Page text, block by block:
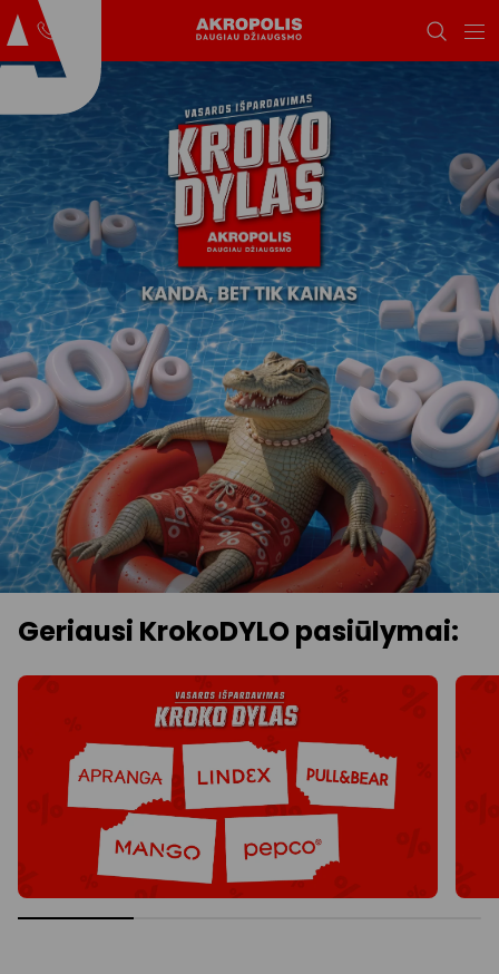
Geriausi KrokoDYLO pasiūlymai: